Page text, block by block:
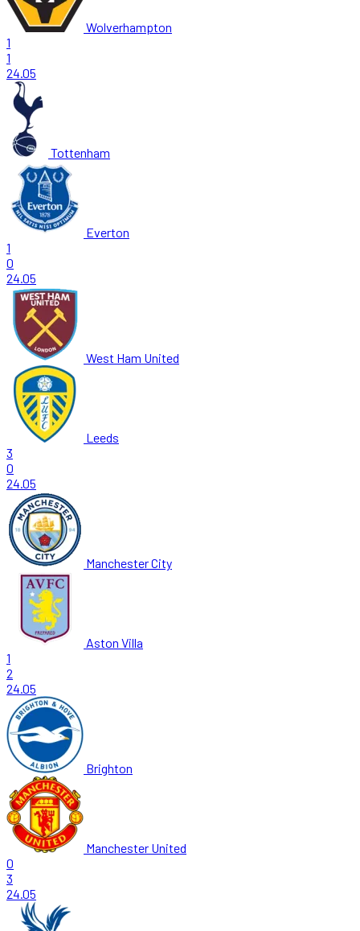
Wolverhampton
1
1
24.05
Tottenham
Everton
1
0
24.05
West Ham United
Leeds
3
0
24.05
Manchester City
Aston Villa
1
2
24.05
Brighton
Manchester United
0
3
24.05